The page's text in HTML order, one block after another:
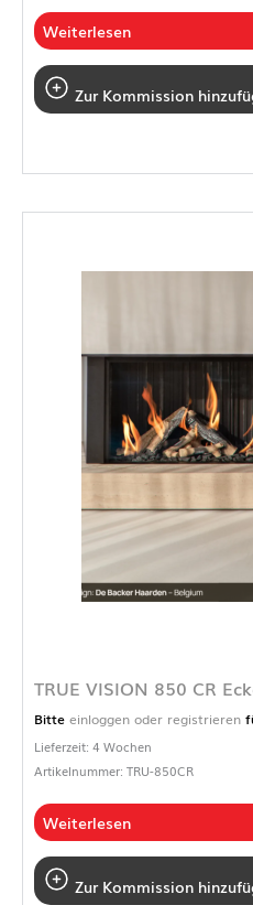
Weiterlesen
Zur Kommission
TRUE VISION 850 CR
Bitte einloggen oder registrieren
Lieferzeit: 4 Wochen
Artikelnummer: TRU-850CR
Weiterlesen
Zur Kommission